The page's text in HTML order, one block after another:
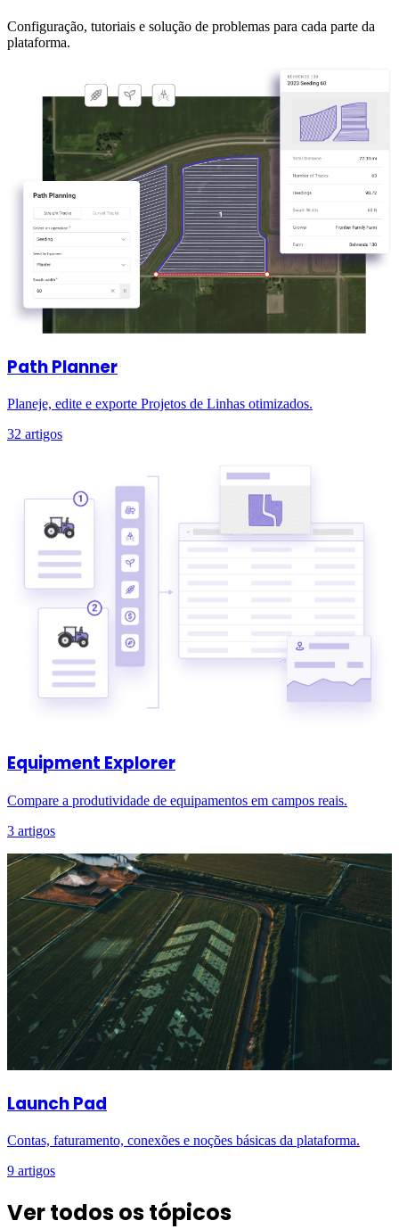
Configuração, tutoriais e solução de problemas para cada parte da
plataforma.
Path Planner
Planeje, edite e exporte Projetos de Linhas otimizados.
32 artigos
Equipment Explorer
Compare a produtividade de equipamentos em campos reais.
3 artigos
Launch Pad
Contas, faturamento, conexões e noções básicas da plataforma.
9 artigos
Ver todos os tópicos